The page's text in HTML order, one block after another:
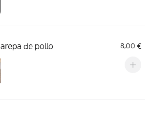
arepa de pollo 8,00 €